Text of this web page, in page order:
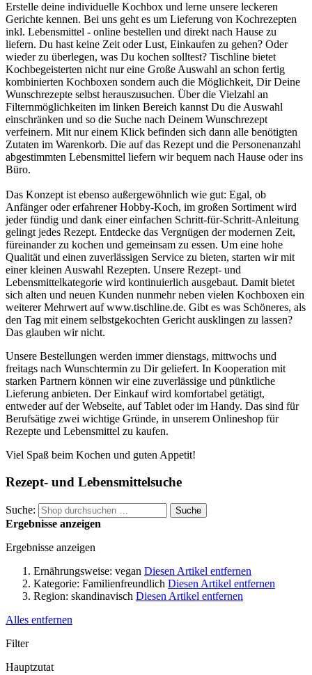
Erstelle deine individuelle Kochbox und lerne unsere leckeren
Gerichte kennen. Bei uns geht es um Lieferung von Kochrezepten
inkl. Lebensmittel - online bestellen und direkt nach Hause zu
liefern. Du hast keine Zeit oder Lust, Einkaufen zu gehen? Oder
wieder zu überlegen, was Du kochen solltest? Tischline bietet
Kochbegeisterten nicht nur eine Große Auswahl an schon fertig
kombinierten Kochboxen sondern auch die Möglichkeit, Dir Deine
Wunschrezepte selbst herauszusuchen. Über die Vielzahl an
Filternmöglichkeiten im linken Bereich kannst Du die Auswahl
einschränken und so die Suche nach Deinem Wunschrezept
verfeinern. Mit nur einem Klick befinden sich dann alle benötigten
Zutaten im Warenkorb. Die auf das Rezept und die Personenanzahl
abgestimmten Lebensmittel liefern wir bequem nach Hause oder ins
Büro.
Das Konzept ist ebenso außergewöhnlich wie gut: Egal, ob
Anfänger oder erfahrener Hobby-Koch, im großen Sortiment wird
jeder fündig und dank einer einfachen Schritt-für-Schritt-Anleitung
gelingt jedes Rezept. Entdecke das Vergnügen der modernen Zeit,
füreinander zu kochen und gemeinsam zu essen. Um eine hohe
Qualität und einen zuverlässigen Service zu bieten, starten wir mit
einer kleinen Auswahl Rezepten. Unsere Rezept- und
Lebensmittelkategorie wird kontinuierlich ausgebaut. Damit bietet
sich alten und neuen Kunden nunmehr neben vielen Kochboxen ein
weiterer Mehrwert auf www.tischline.de. Gibt es was Schöneres, als
den Tag mit einem selbstgekochten Gericht ausklingen zu lassen?
Das glauben wir nicht.
Unsere Bestellungen werden immer dienstags, mittwochs und
freitags nach Wunschtermin zu Dir geliefert. In Kooperation mit
starken Partnern können wir eine zuverlässige und pünktliche
Lieferung anbieten. Der Einkauf wird komfortabel getätigt,
entweder auf der Webseite, auf Tablet oder im Handy. Das sind für
Berufsätige zwei wichtige Gründe, in unserem Onlineshop für
Rezepte und Lebensmittel zu kaufen.
Viel Spaß beim Kochen und guten Appetit!
Rezept- und Lebensmittelsuche
Suche: Suche
Ergebnisse anzeigen
Ergebnisse anzeigen
Ernährungsweise: vegan Diesen Artikel entfernen
Kategorie: Familienfreundlich Diesen Artikel entfernen
Region: skandinavisch Diesen Artikel entfernen
Alles entfernen
Filter
Hauptzutat